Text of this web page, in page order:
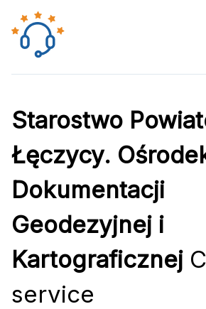
Starostwo
Łęczycy.
Dokumentacji
Geodezyjnej i
Kartograficznej
service